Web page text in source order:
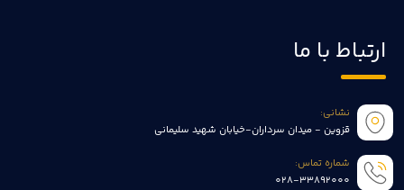
ارتباط با ما
نشانی:
قزوین - میدان سرداران-خیابان شهید سلیمانی
شماره تماس:
028-33892000